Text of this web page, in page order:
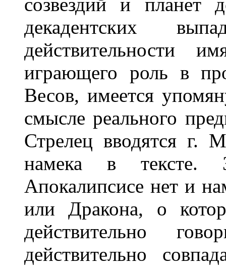
созвездий и планет
декадентских
действительности
играющего роль в
Весов, имеется
смысле реального
Стрелец вводятся г.
намека в тексте.
Апокалипсисе нет и
или Дракона, о
действительно
действительно